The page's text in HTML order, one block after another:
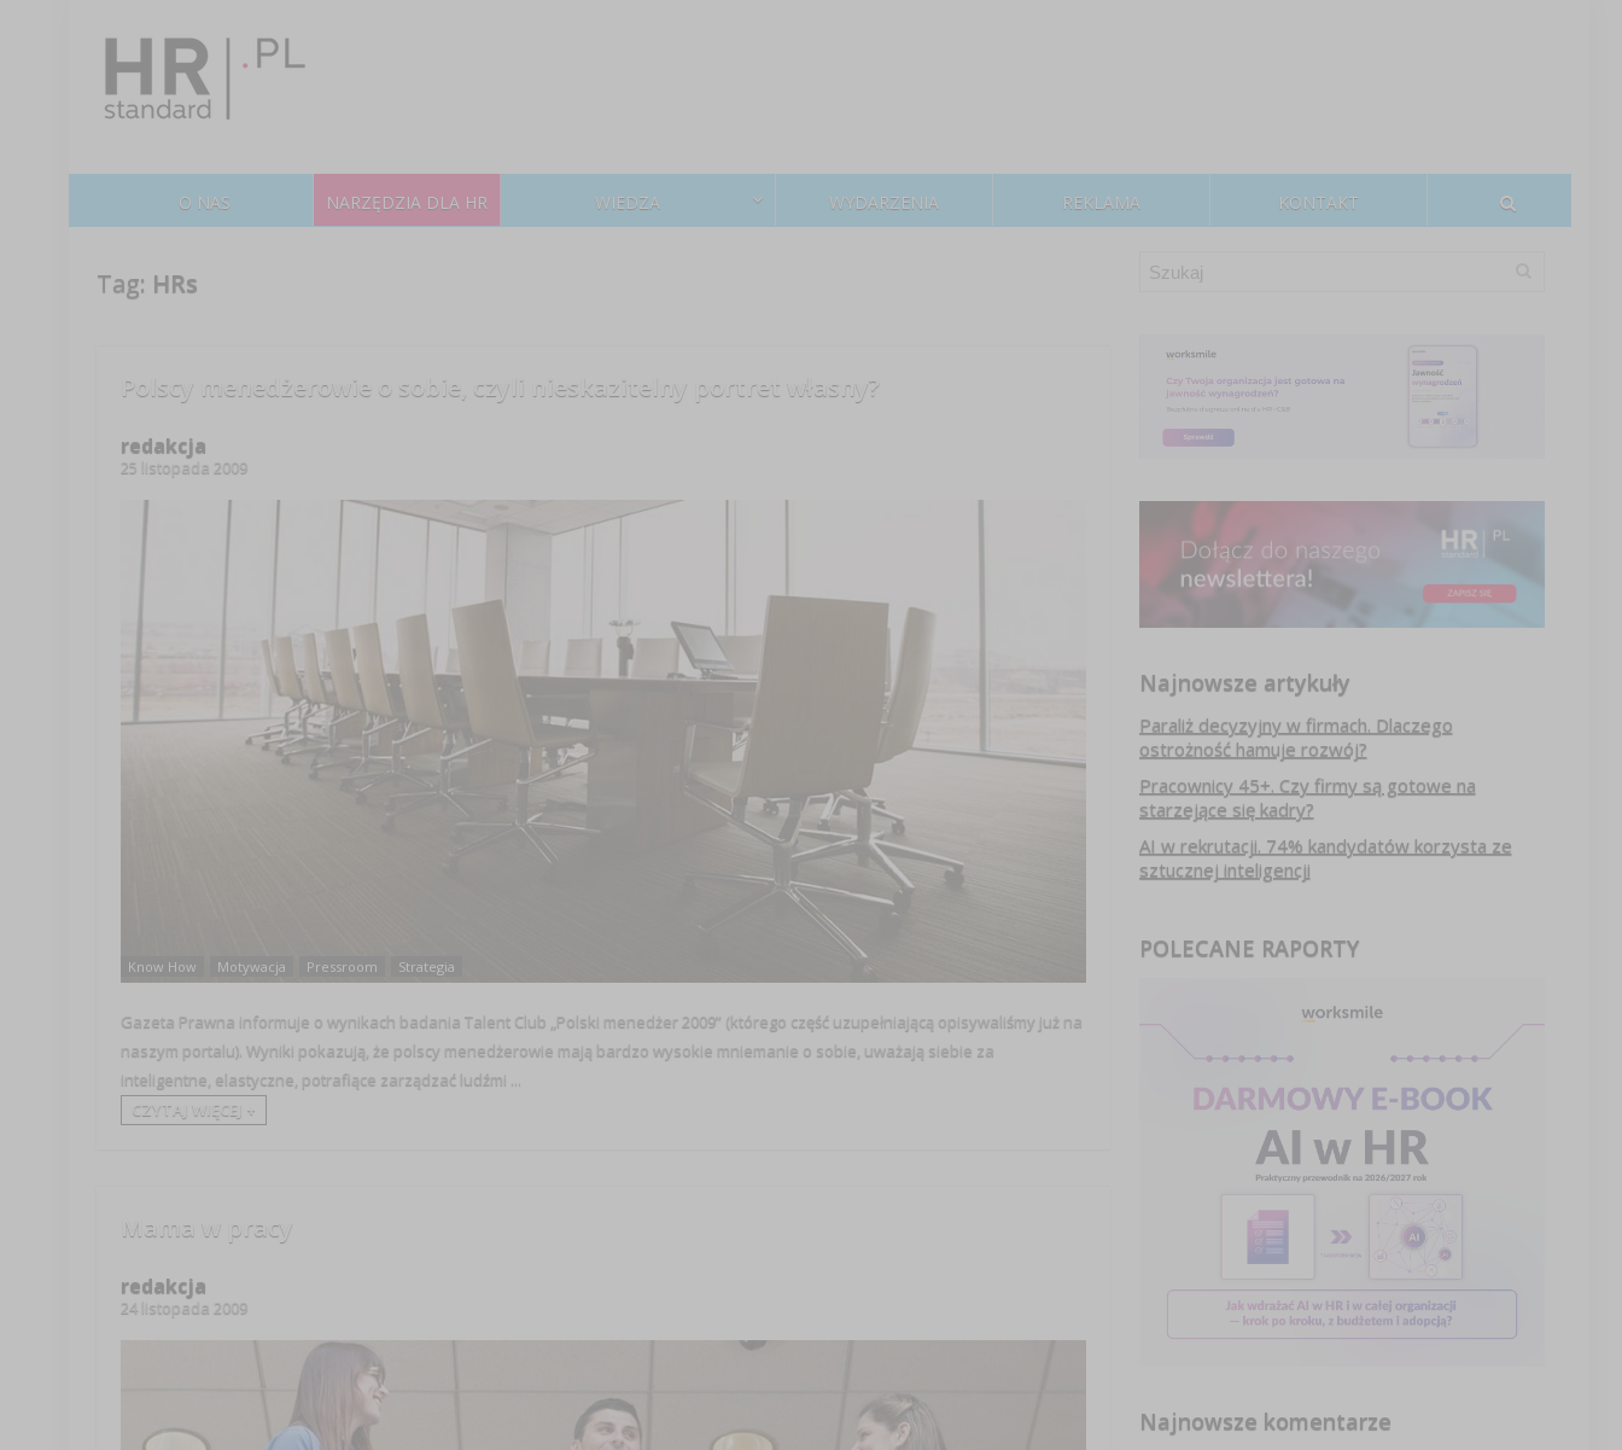
O NAS NARZĘDZIA DLA HR WIEDZA WYDARZENIA REKLAMA KONTAKT
Tag: HRs
Polscy menedżerowie o sobie, czyli nieskazitelny portret własny?
redakcja
25 listopada 2009
Know How Motywacja Pressroom Strategia
Gazeta Prawna informuje o wynikach badania Talent Club „Polski menedżer 2009” (którego część uzupełniającą opisywaliśmy już na
naszym portalu). Wyniki pokazują, że polscy menedżerowie mają bardzo wysokie mniemanie o sobie, uważają siebie za
inteligentne, elastyczne, potrafiące zarządzać ludźmi ...
CZYTAJ WIĘCEJ +
Mama w pracy
redakcja
24 listopada 2009
Najnowsze artykuły
Paraliż decyzyjny w firmach. Dlaczego
ostrożność hamuje rozwój?
Pracownicy 45+. Czy firmy są gotowe na
starzejące się kadry?
AI w rekrutacji. 74% kandydatów korzysta ze
sztucznej inteligencji
POLECANE RAPORTY
Najnowsze komentarze